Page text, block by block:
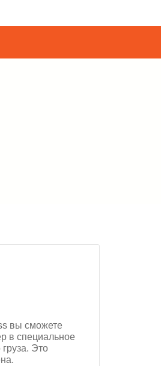
вы сможете
в специальное
Это